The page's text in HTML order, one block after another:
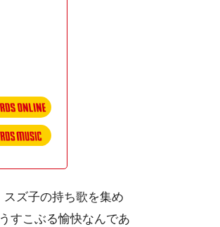
ズ子の持ち歌を集め
すこぶる愉快なんであ